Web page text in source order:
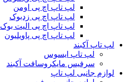
لپ تاپ اچ پی اومن
لپ تاپ اچ پی زدبوک
لپ تاپ اچ پی الیت بوک
لپ تاپ اچ پی پاویلیون
لپ تاپ آکبند
لپ تاپ ایسوس
سرفیس مایکروسافت آکبند
لوازم جانبی لپ تاپ